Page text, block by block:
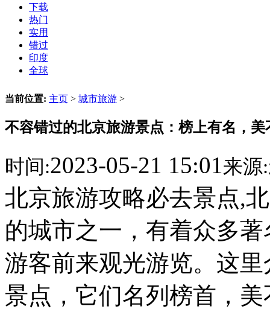
下载
热门
实用
错过
印度
全球
当前位置: 主页 > 城市旅游 >
不容错过的北京旅游景点：榜上有名，
时间:2023-05-21 15:01来源:
北京旅游攻略必去景点,
的城市之一，有着众多
游客前来观光游览。这
景点，它们名列榜首，